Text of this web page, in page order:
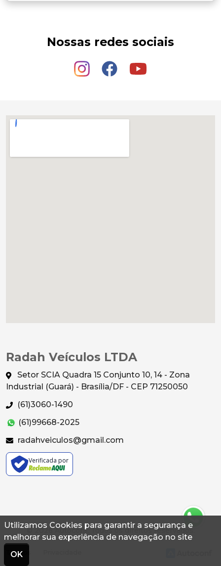
Utilizamos Cookies para garantir a segurança e
melhorar sua experiência de navegação no site
OK
Nossas redes sociais
Radah Veículos LTDA
Setor SCIA Quadra 15 Conjunto 10, 14 - Zona
Industrial (Guará) - Brasília/DF - CEP 71250050
(61)3060-1490
(61)99668-2025
radahveiculos@gmail.com
Verificada por
© 2026 Autoconf. Todos os direitos reservados.
Termos